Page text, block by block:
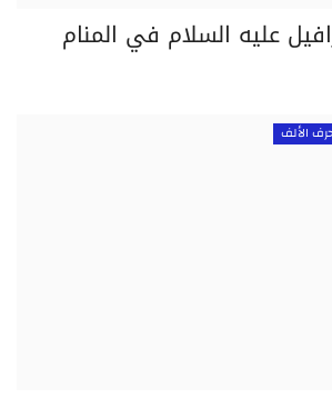
عليه السلام في المنام
الألف